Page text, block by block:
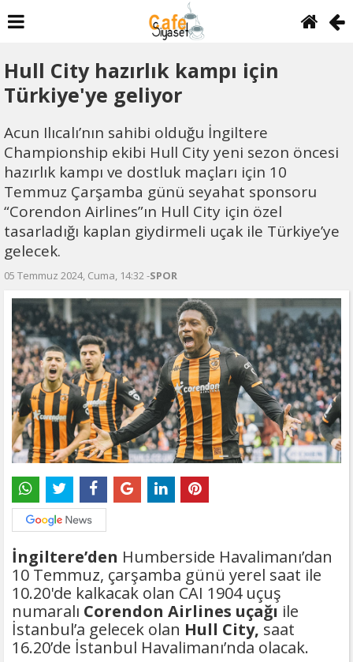
Hull City hazırlık kampı için
Türkiye'ye geliyor
Acun Ilıcalı’nın sahibi olduğu İngiltere
Championship ekibi Hull City yeni sezon öncesi
hazırlık kampı ve dostluk maçları için 10
Temmuz Çarşamba günü seyahat sponsoru
“Corendon Airlines”ın Hull City için özel
tasarladığı kaplan giydirmeli uçak ile Türkiye’ye
gelecek.
05 Temmuz 2024, Cuma, 14:32 -SPOR
İngiltere’den Humberside Havalimanı’dan
10 Temmuz, çarşamba günü yerel saat ile
10.20'de kalkacak olan CAI 1904 uçuş
numaralı Corendon Airlines uçağı ile
İstanbul’a gelecek olan Hull City, saat
16.20’de İstanbul Havalimanı’nda olacak.